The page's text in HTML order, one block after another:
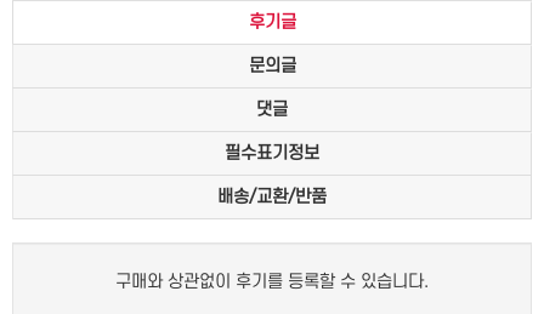
후기글
문의글
댓글
필수표기정보
배송/교환/반품
구매와 상관없이 후기를 등록할 수 있습니다.